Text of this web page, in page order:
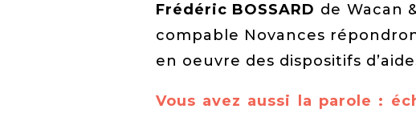
Frédéric BOSSARD de Wacan
compable Novances
en oeuvre des dispositifs
Vous avez aussi la parole :